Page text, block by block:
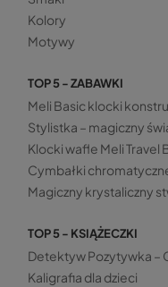
Kolory
Motywy
TOP 5 - ZABAWKI
Meli Basic klocki
Stylistka – magiczny
Klocki wafle Meli Travel
Cymbałki
Magiczny krystaliczny
TOP 5 - KSIĄŻECZKI
Detektyw Pozytywka –
Kaligrafia dla dzieci